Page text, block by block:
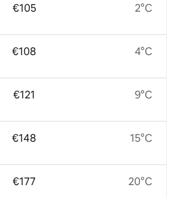
€105
€108
€121
€148
€177
2°C
4°C
9°C
15°C
20°C